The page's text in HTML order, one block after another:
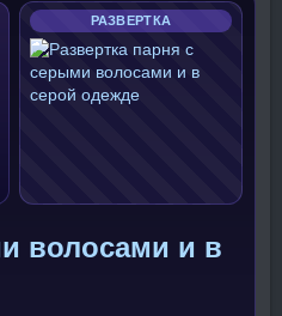
РАЗВЕРТКА
волосами и в